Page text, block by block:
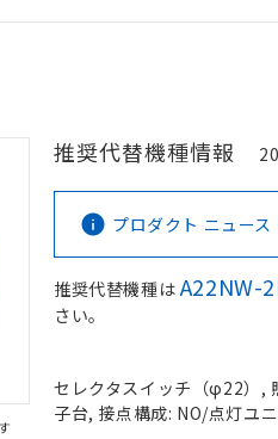
推奨代替機種情報
プロダクト ニュー
推奨代替機種はA22NW-
さい。
セレクタスイッチ（φ22）,
子台, 接点構成: NO/点灯ユ